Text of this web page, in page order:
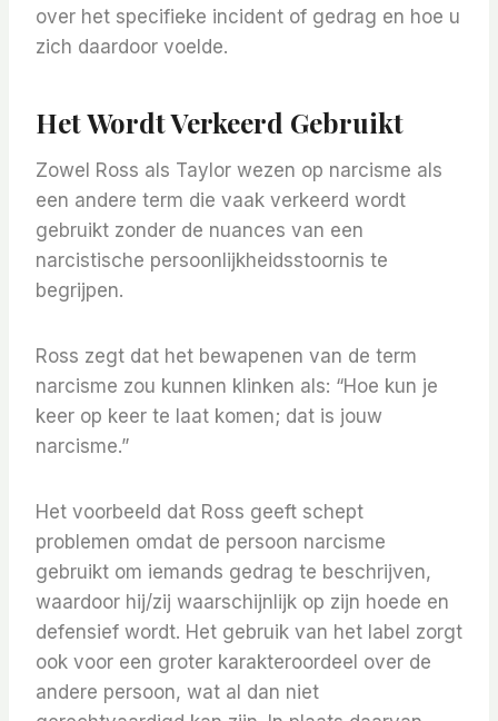
over het specifieke incident of gedrag en hoe u
zich daardoor voelde.
Het Wordt Verkeerd Gebruikt
Zowel Ross als Taylor wezen op narcisme als
een andere term die vaak verkeerd wordt
gebruikt zonder de nuances van een
narcistische persoonlijkheidsstoornis te
begrijpen.
Ross zegt dat het bewapenen van de term
narcisme zou kunnen klinken als: “Hoe kun je
keer op keer te laat komen; dat is jouw
narcisme.”
Het voorbeeld dat Ross geeft schept
problemen omdat de persoon narcisme
gebruikt om iemands gedrag te beschrijven,
waardoor hij/zij waarschijnlijk op zijn hoede en
defensief wordt. Het gebruik van het label zorgt
ook voor een groter karakteroordeel over de
andere persoon, wat al dan niet